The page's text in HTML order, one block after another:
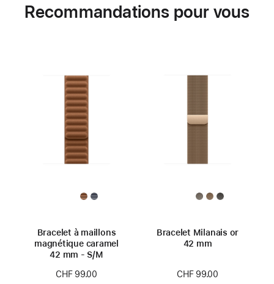
Recommandations pour vous
Bracelet à maillons
magnétique caramel
42 mm - S/M
CHF 99.00
Bracelet Milanais or
42 mm
CHF 99.00